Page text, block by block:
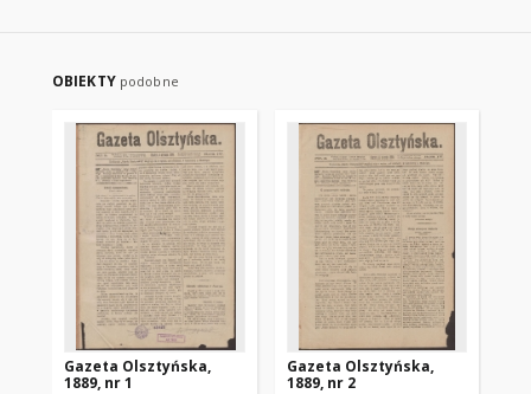
OBIEKTY podobne
Gazeta Olsztyńska,
1889, nr 1
Gazeta Olsztyńska,
1889, nr 2